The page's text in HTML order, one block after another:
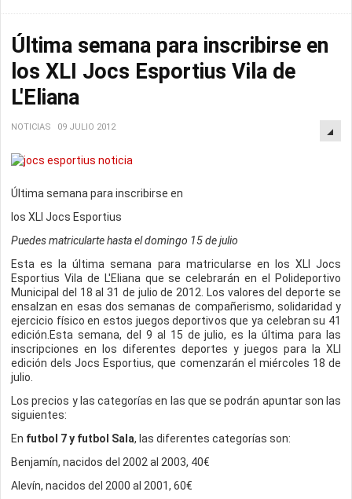
Última semana para inscribirse en
los XLI Jocs Esportius Vila de
L'Eliana
NOTICIAS 09 JULIO 2012
Última semana para inscribirse en
los XLI Jocs Esportius
Puedes matricularte hasta el domingo 15 de julio
Esta es la última semana para matricularse en los XLI Jocs
Esportius Vila de L'Eliana que se celebrarán en el Polideportivo
Municipal del 18 al 31 de julio de 2012. Los valores del deporte se
ensalzan en esas dos semanas de compañerismo, solidaridad y
ejercicio físico en estos juegos deportivos que ya celebran su 41
edición.Esta semana, del 9 al 15 de julio, es la última para las
inscripciones en los diferentes deportes y juegos para la XLI
edición dels Jocs Esportius, que comenzarán el miércoles 18 de
julio.
Los precios y las categorías en las que se podrán apuntar son las
siguientes:
En futbol 7 y futbol Sal a, las diferentes categorías son:
Benjamín, nacidos del 2002 al 2003, 40€
Alevín, nacidos del 2000 al 2001, 60€